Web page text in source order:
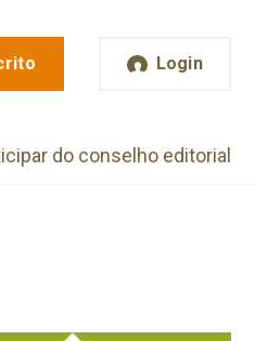
Login
do conselho editorial